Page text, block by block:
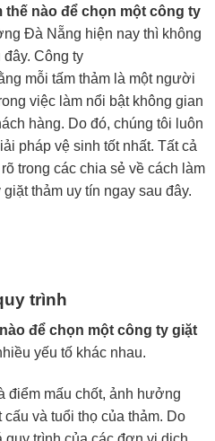
thế nào để chọn một công ty
Đà Nẵng hiện nay thì không
Công ty
mỗi tấm thảm là một người
việc làm nổi bật không gian
hàng. Do đó, chúng tôi luôn
pháp vệ sinh tốt nhất. Tất cả
trong các chia sẻ về cách làm
thảm uy tín ngay sau đây.
trình
để chọn một công ty giặt
yếu tố khác nhau.
điểm mấu chốt, ảnh hưởng
và tuổi thọ của thảm. Do